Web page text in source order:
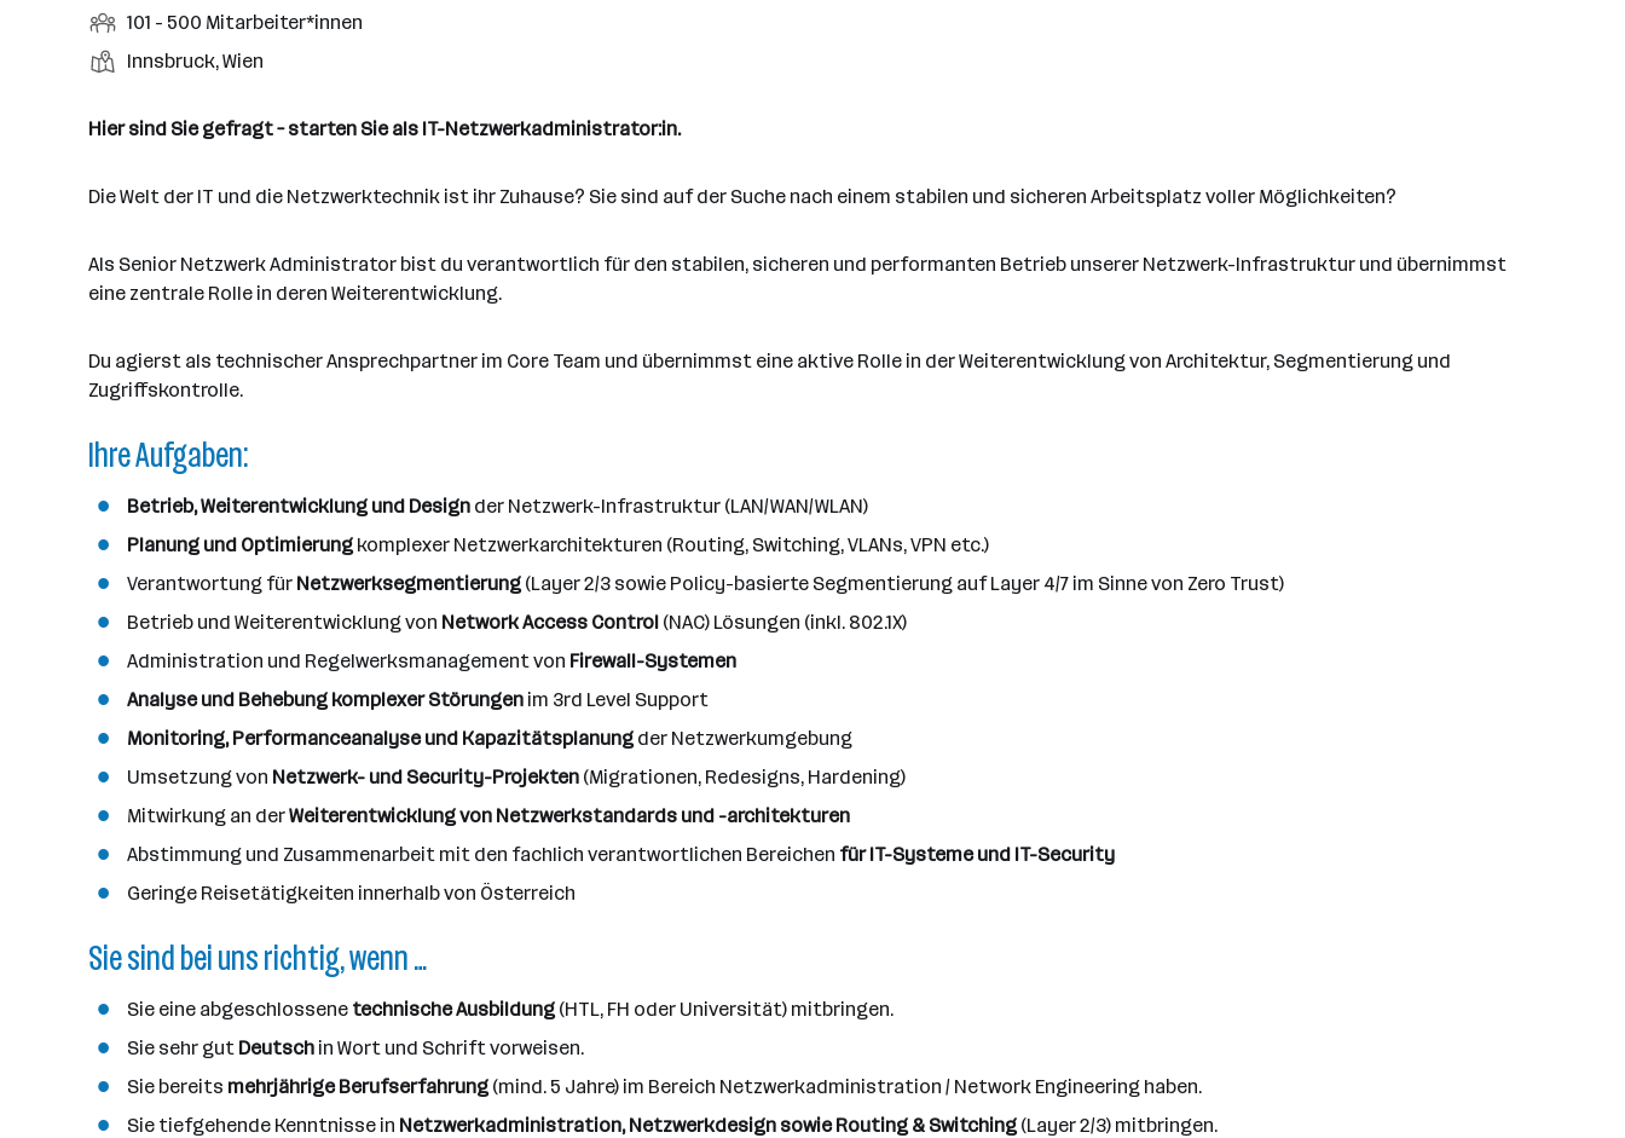
t
b
n
d
e
t
f
l
e
e
S
l
e
r
e
t
e
r
M
i
t
r
e
t
e
i
n
e
a
n
h
101 - 500 Mitarbeiter*innen
S
a
o
t
e
Innsbruck, Wien
Hier sind Sie gefragt – starten Sie als IT-Netzwerkadministrator:in.
Die Welt der IT und die Netzwerktechnik ist ihr Zuhause? Sie sind auf der Suche nach einem stabilen und sicheren Arbeitsplatz voller Möglichkeiten?
Als Senior Netzwerk Administrator bist du verantwortlich für den stabilen, sicheren und performanten Betrieb unserer Netzwerk-Infrastruktur und übernimmst
eine zentrale Rolle in deren Weiterentwicklung.
Du agierst als technischer Ansprechpartner im Core Team und übernimmst eine aktive Rolle in der Weiterentwicklung von Architektur, Segmentierung und
Zugriffskontrolle.
Ihre Aufgaben:
Betrieb, Weiterentwicklung und Design der Netzwerk-Infrastruktur (LAN/WAN/WLAN)
Planung und Optimierung komplexer Netzwerkarchitekturen (Routing, Switching, VLANs, VPN etc.)
Verantwortung für Netzwerksegmentierung (Layer 2/3 sowie Policy-basierte Segmentierung auf Layer 4/7 im Sinne von Zero Trust)
Betrieb und Weiterentwicklung von Network Access Control (NAC) Lösungen (inkl. 802.1X)
Administration und Regelwerksmanagement von Firewall-Systemen
Analyse und Behebung komplexer Störungen im 3rd Level Support
Monitoring, Performanceanalyse und Kapazitätsplanung der Netzwerkumgebung
Umsetzung von Netzwerk- und Security-Projekten (Migrationen, Redesigns, Hardening)
Mitwirkung an derWeiterentwicklung von Netzwerkstandards und -architekturen
Abstimmung und Zusammenarbeit mit den fachlich verantwortlichen Bereichen für IT-Systeme und IT-Security
Geringe Reisetätigkeiten innerhalb von Österreich
Sie sind bei uns richtig, wenn …
Sie eine abgeschlossene technische Ausbildung (HTL, FH oder Universität) mitbringen.
Sie sehr gut Deutsch in Wort und Schrift vorweisen.
Sie bereits mehrjährige Berufserfahrung (mind. 5 Jahre) im Bereich Netzwerkadministration / Network Engineering haben.
Sie tiefgehende Kenntnisse in Netzwerkadministration, Netzwerkdesign sowie Routing & Switching (Layer 2/3) mitbringen.